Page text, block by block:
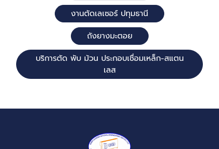
งานตัดเลเซอร์ ปทุมธานี
ถังยางมะตอย
บริการตัด พับ ม้วน ประกอบเชื่อมเหล็ก-สแตน
เลส